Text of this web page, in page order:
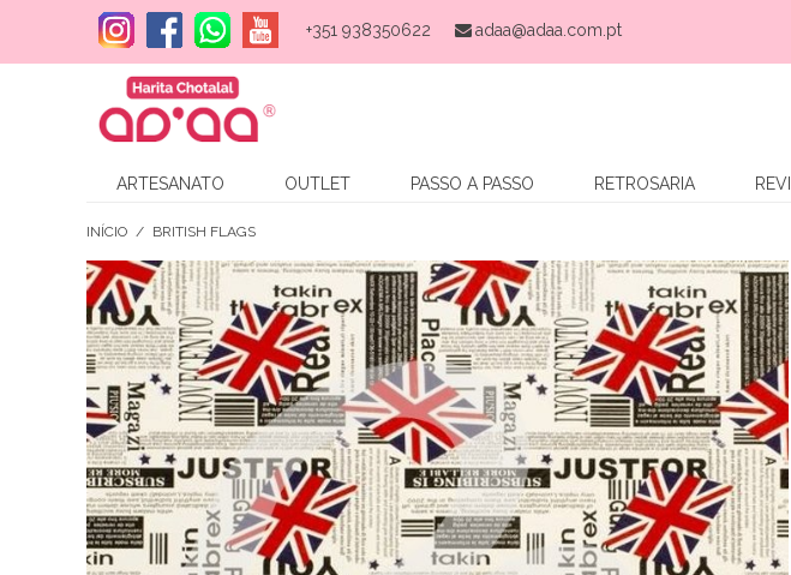
+351 938350622 adaa@adaa.com.pt
ARTESANATO OUTLET PASSO A PASSO RETROSARIA
INÍCIO / BRITISH FLAGS